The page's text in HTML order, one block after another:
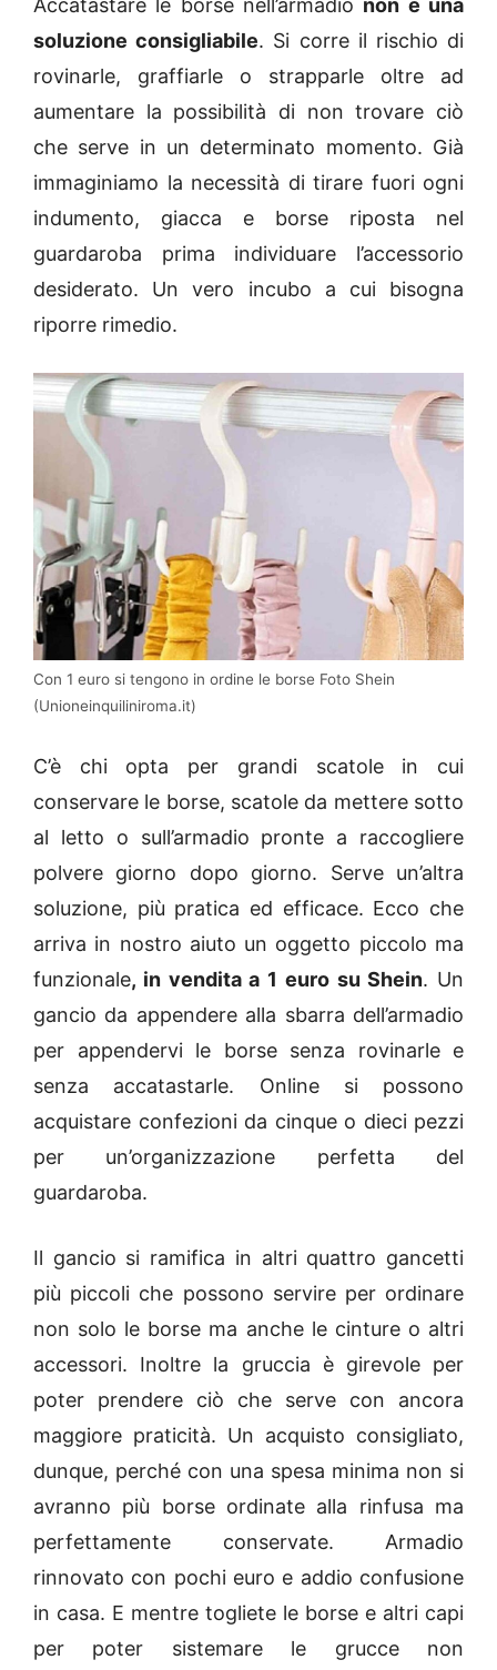
Accatastare le borse nell’armadio non è una
soluzione consigliabile. Si corre il rischio di
rovinarle, graffiarle o strapparle oltre ad
aumentare la possibilità di non trovare ciò
che serve in un determinato momento. Già
immaginiamo la necessità di tirare fuori ogni
indumento, giacca e borse riposta nel
guardaroba prima individuare l’accessorio
desiderato. Un vero incubo a cui bisogna
riporre rimedio.
Con 1 euro si tengono in ordine le borse Foto Shein
(Unioneinquiliniroma.it)
C’è chi opta per grandi scatole in cui
conservare le borse, scatole da mettere sotto
al letto o sull’armadio pronte a raccogliere
polvere giorno dopo giorno. Serve un’altra
soluzione, più pratica ed efficace. Ecco che
arriva in nostro aiuto un oggetto piccolo ma
funzionale, in vendita a 1 euro su Shein. Un
gancio da appendere alla sbarra dell’armadio
per appendervi le borse senza rovinarle e
senza accatastarle. Online si possono
acquistare confezioni da cinque o dieci pezzi
per un’organizzazione perfetta del
guardaroba.
Il gancio si ramifica in altri quattro gancetti
più piccoli che possono servire per ordinare
non solo le borse ma anche le cinture o altri
accessori. Inoltre la gruccia è girevole per
poter prendere ciò che serve con ancora
maggiore praticità. Un acquisto consigliato,
dunque, perché con una spesa minima non si
avranno più borse ordinate alla rinfusa ma
perfettamente conservate. Armadio
rinnovato con pochi euro e addio confusione
in casa. E mentre togliete le borse e altri capi
per poter sistemare le grucce non